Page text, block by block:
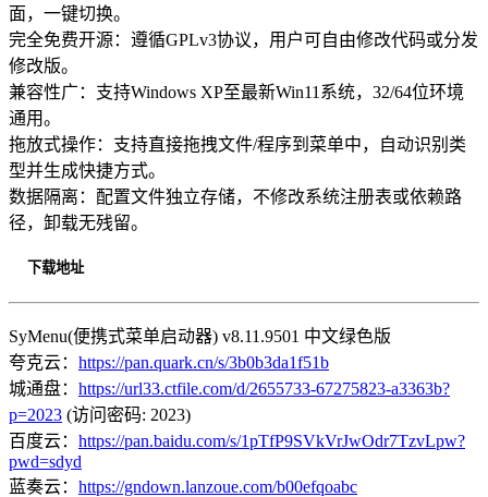
面，一键切换。
完全免费开源：遵循GPLv3协议，用户可自由修改代码或分发
修改版。
兼容性广：支持Windows XP至最新Win11系统，32/64位环境
通用。
拖放式操作：支持直接拖拽文件/程序到菜单中，自动识别类
型并生成快捷方式。
数据隔离：配置文件独立存储，不修改系统注册表或依赖路
径，卸载无残留。
下载地址
SyMenu(便携式菜单启动器) v8.11.9501 中文绿色版
夸克云： https://pan.quark.cn/s/3b0b3da1f51b
城通盘： https://url33.ctfile.com/d/2655733-67275823-a3363b?
p=2023 (访问密码: 2023)
百度云： https://pan.baidu.com/s/1pTfP9SVkVrJwOdr7TzvLpw?
pwd=sdyd
蓝奏云： https://gndown.lanzoue.com/b00efqoabc